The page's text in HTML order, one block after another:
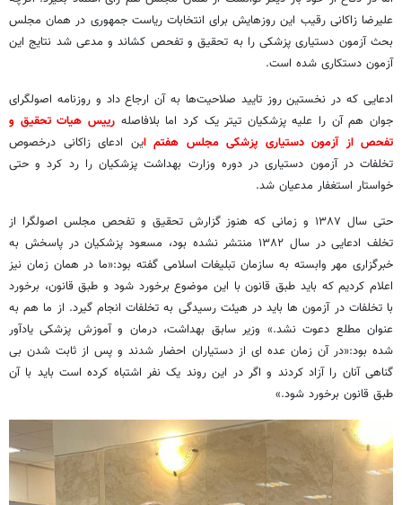
علیرضا زاکانی رقیب این روزهایش برای انتخابات ریاست جمهوری در همان مجلس
بحث آزمون دستیاری پزشکی را به تحقیق و تفحص کشاند و مدعی شد نتایج این
آزمون دستکاری شده است.
ادعایی که در نخستین روز تایید صلاحیت‌ها به آن ارجاع داد و روزنامه اصولگرای
جوان هم آن را علیه پزشکیان تیتر یک کرد اما بلافاصلهرییس هیات تحقیق و
تفحص از آزمون دستیاری پزشکی مجلس هفتم این ادعای زاکانی درخصوص
تخلفات در آزمون دستیاری در دوره وزارت بهداشت پزشکیان را رد کرد و حتی
خواستار استغفار مدعیان شد.
حتی سال ۱۳۸۷ و زمانی که هنوز گزارش تحقیق و تفحص مجلس اصولگرا از
تخلف ادعایی در سال ۱۳۸۲ منتشر نشده بود، مسعود پزشکیان در پاسخش به
خبرگزاری مهر وابسته به سازمان تبلیغات اسلامی گفته بود:«ما در همان زمان نیز
اعلام کردیم که باید طبق قانون با این موضوع برخورد شود و طبق قانون، برخورد
با تخلفات در آزمون ها باید در هیئت رسیدگی به تخلفات انجام گیرد. از ما هم به
عنوان مطلع دعوت نشد.» وزیر سابق بهداشت، درمان و آموزش پزشکی یادآور
شده بود:«در آن زمان عده ای از دستیاران احضار شدند و پس از ثابت شدن بی
گناهی آنان را آزاد کردند و اگر در این روند یک نفر اشتباه کرده است باید با آن
طبق قانون برخورد شود.»